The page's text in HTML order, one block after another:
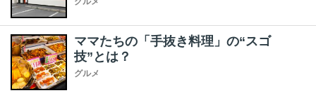
ママたちの「手抜き料理」の“スゴ
技”とは？
グルメ